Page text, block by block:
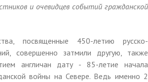
и очевидцев событий гражданской
посвященные 450-летию русско-
совершенно затмили другую, также
англичан дату - 85-летие начала
войны на Севере. Ведь именно 2